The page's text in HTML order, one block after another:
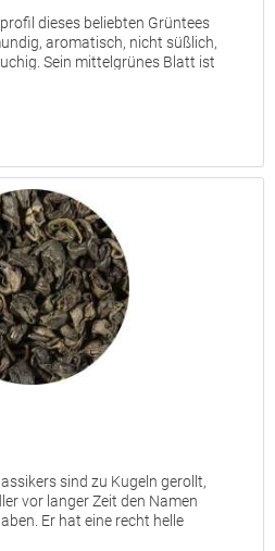
dieses beliebten Grüntees
aromatisch, nicht süßlich,
Sein mittelgrünes Blatt ist
sind zu Kugeln gerollt,
vor langer Zeit den Namen
Er hat eine recht helle